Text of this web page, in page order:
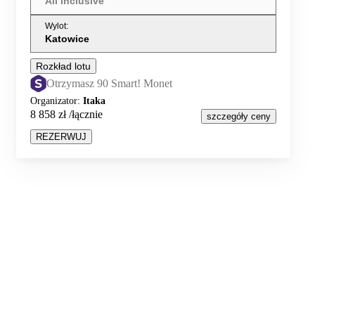
Wylot:
Katowice
Rozkład lotu
Otrzymasz 90 Smart! Monet
Organizator: Itaka
8 858 zł/łącznie
szczegóły ceny
REZERWUJ